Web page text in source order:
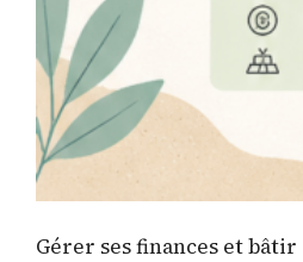
Gérer ses finances et